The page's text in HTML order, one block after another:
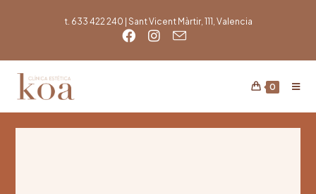
t. 633 422 240 | Sant Vicent Màrtir, 111, Valencia
0